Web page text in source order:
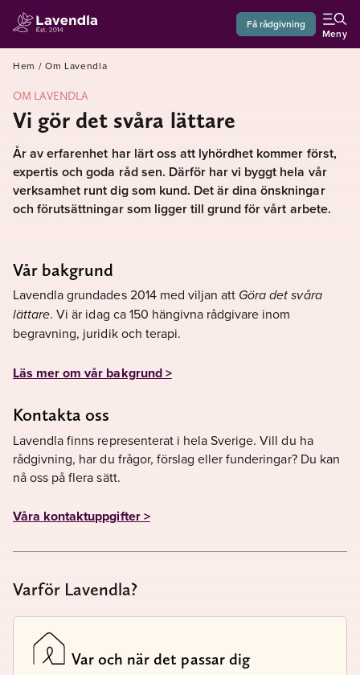
Få rådgivning
Meny
Hem / Om Lavendla
OM LAVENDLA
Vi gör det svåra lättare
År av erfarenhet har lärt oss att lyhördhet kommer först,
expertis och goda råd sen. Därför har vi byggt hela vår
verksamhet runt dig som kund. Det är dina önskningar
och förutsättningar som ligger till grund för vårt arbete.
Vår bakgrund
Lavendla grundades 2014 med viljan att Göra det svåra
lättare. Vi är idag ca 150 hängivna rådgivare inom
begravning, juridik och terapi.
Läs mer om vår bakgrund >
Kontakta oss
Lavendla finns representerat i hela Sverige. Vill du ha
rådgivning, har du frågor, förslag eller funderingar? Du kan
nå oss på flera sätt.
Våra kontaktuppgifter >
Varför Lavendla?
Var och när det passar dig